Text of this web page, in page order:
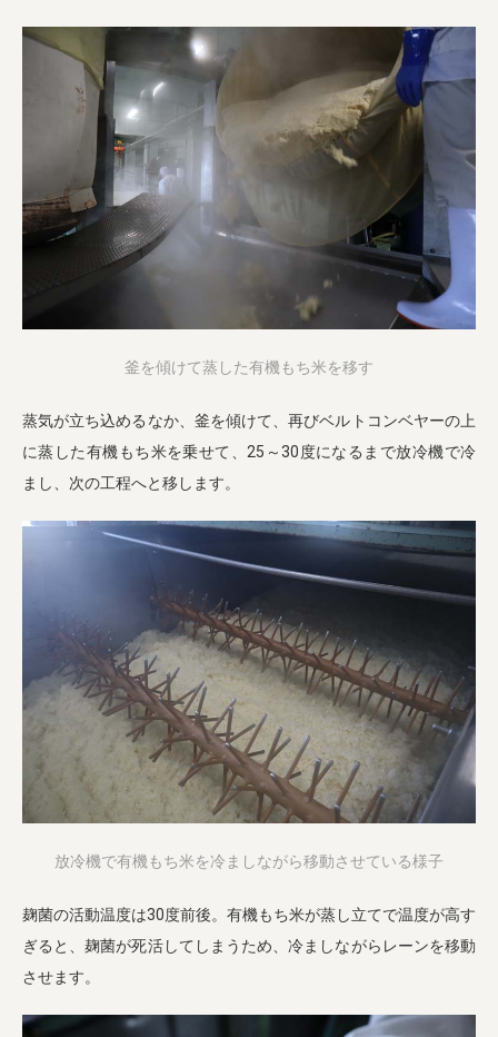
釜を傾けて蒸した有機もち米を移す
蒸気が立ち込めるなか、釜を傾けて、再びベルトコンベヤーの上
に蒸した有機もち米を乗せて、25～30度になるまで放冷機で冷
まし、次の工程へと移します。
放冷機で有機もち米を冷ましながら移動させている様子
麹菌の活動温度は30度前後。有機もち米が蒸し立てで温度が高す
ぎると、麹菌が死活してしまうため、冷ましながらレーンを移動
させます。